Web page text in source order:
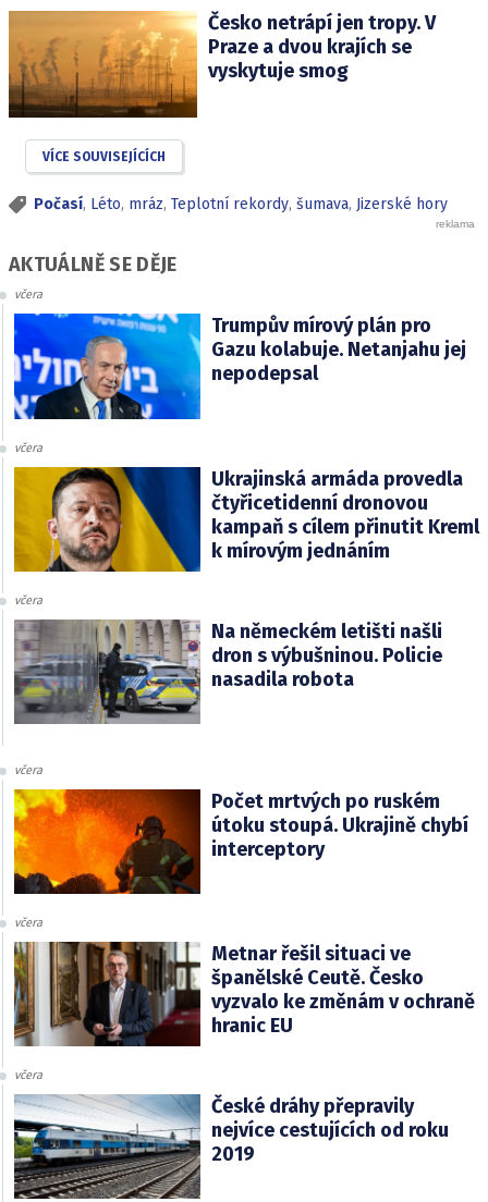
Česko netrápí jen tropy. V
Praze a dvou krajích se
vyskytuje smog
VÍCE SOUVISEJÍCÍCH
Počasí, Léto, mráz, Teplotní rekordy, šumava, Jizerské hory
AKTUÁLNĚ SE DĚJE
včera
Trumpův mírový plán pro
Gazu kolabuje. Netanjahu jej
nepodepsal
včera
Ukrajinská armáda provedla
čtyřicetidenní dronovou
kampaň s cílem přinutit Kreml
k mírovým jednáním
včera
Na německém letišti našli
dron s výbušninou. Policie
nasadila robota
včera
Počet mrtvých po ruském
útoku stoupá. Ukrajině chybí
interceptory
včera
Metnar řešil situaci ve
španělské Ceutě. Česko
vyzvalo ke změnám v ochraně
hranic EU
včera
České dráhy přepravily
nejvíce cestujících od roku
2019